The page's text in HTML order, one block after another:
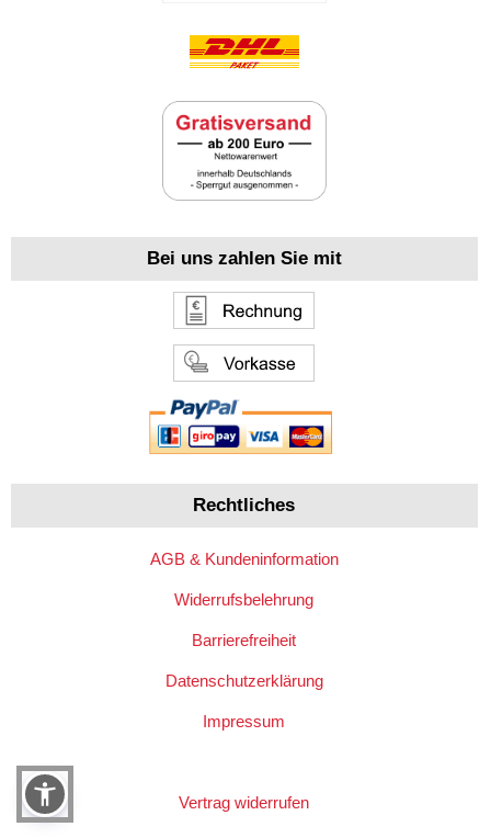
Bei uns zahlen Sie mit
Rechtliches
AGB & Kundeninformation
Widerrufsbelehrung
Barrierefreiheit
Datenschutzerklärung
Impressum
Vertrag widerrufen